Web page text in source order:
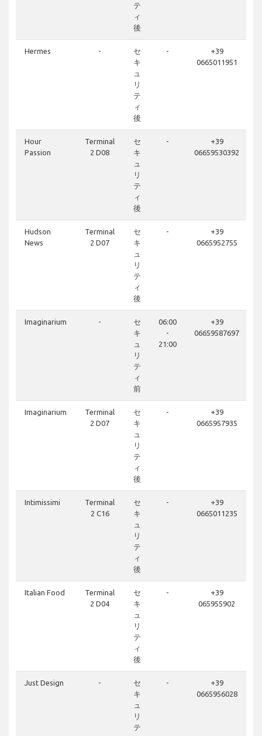
テ
ィ
後
Hermes -
セ
キ
ュ
リ
テ
ィ
後
-
+39
0665011951
Hour
Passion
Terminal
2 D08
セ
キ
ュ
リ
テ
ィ
後
-
+39
06659530392
Hudson
News
Terminal
2 D07
セ
キ
ュ
リ
テ
ィ
後
-
+39
0665952755
Imaginarium -
セ
キ
ュ
リ
テ
ィ
前
06:00
-
21:00
+39
06659587697
Imaginarium
Terminal
2 D07
セ
キ
ュ
リ
テ
ィ
後
-
+39
0665957935
Intimissimi
Terminal
2 C16
セ
キ
ュ
リ
テ
ィ
後
-
+39
0665011235
Italian Food
Terminal
2 D04
セ
キ
ュ
リ
テ
ィ
後
-
+39
065955902
Just Design -
セ
キ
ュ
リ
テ
-
+39
0665956028